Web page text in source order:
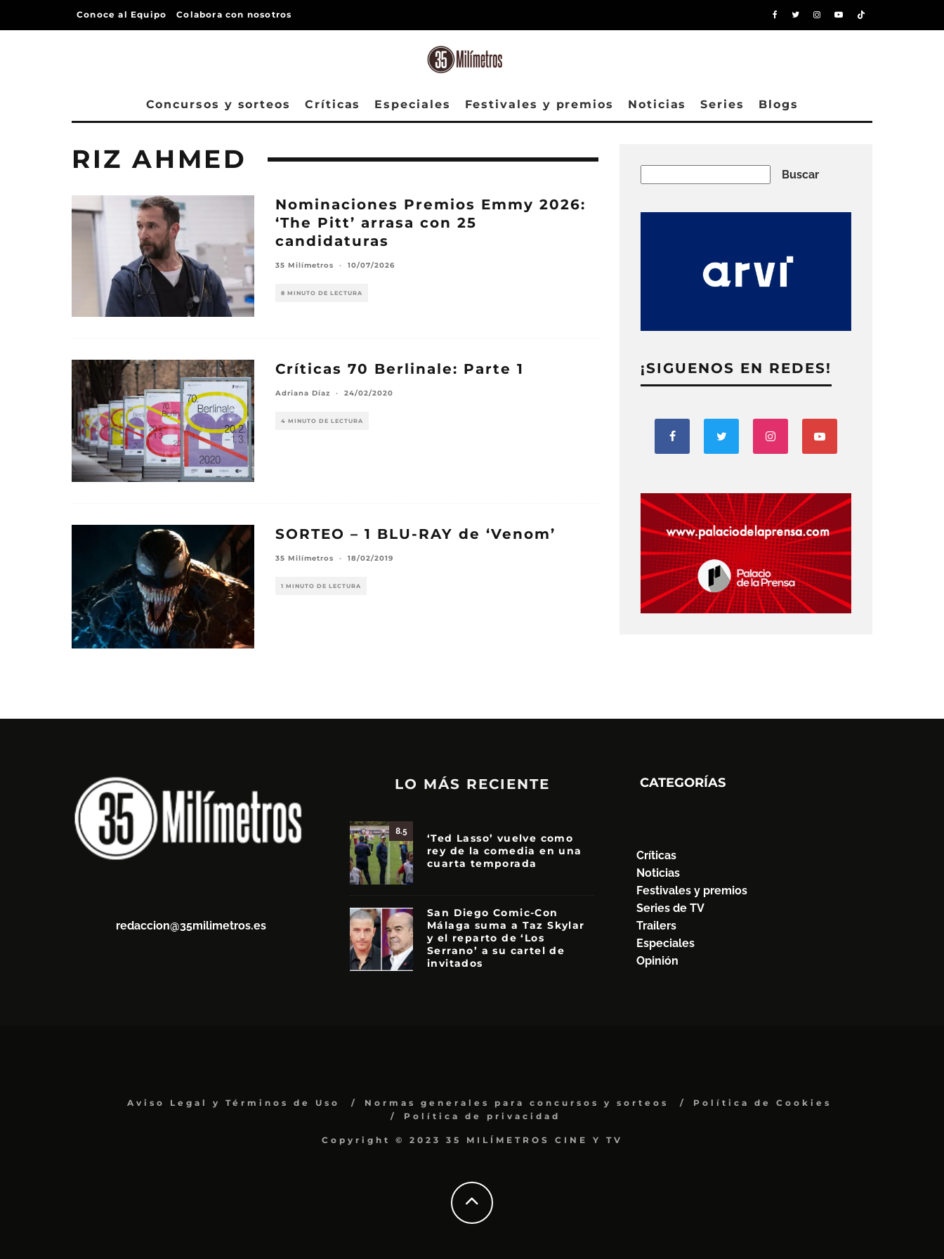
Conoce al Equipo Colabora con nosotros
Concursos y sorteos Críticas Especiales Festivales y premios Noticias Series Blogs
RIZ AHMED
Nominaciones Premios Emmy 2026:
‘The Pitt’ arrasa con 25
candidaturas
35 Milímetros · 10/07/2026
8 MINUTO DE LECTURA
Críticas 70 Berlinale: Parte 1
Adriana Díaz · 24/02/2020
4 MINUTO DE LECTURA
SORTEO – 1 BLU-RAY de ‘Venom’
35 Milímetros · 18/02/2019
1 MINUTO DE LECTURA
Buscar
¡SIGUENOS EN REDES!
redaccion@35milimetros.es
LO MÁS RECIENTE
8.5
‘Ted Lasso’ vuelve como
rey de la comedia en una
cuarta temporada
San Diego Comic-Con
Málaga suma a Taz Skylar
y el reparto de ‘Los
Serrano’ a su cartel de
invitados
CATEGORÍAS
Críticas
Noticias
Festivales y premios
Series de TV
Trailers
Especiales
Opinión
Aviso Legal y Términos de Uso Normas generales para concursos y sorteos
Política de Cookies
Política de privacidad
Copyright © 2023 35 MILÍMETROS CINE Y TV